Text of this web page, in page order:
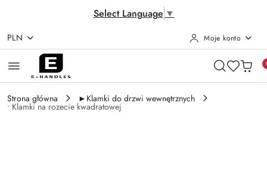
Select Language ▼
Przejdź do treści głównej
Przejdź do wyszukiwarki
Przejdź do moje konto
Przejdź do menu głównego
Przejdź do opisu produktu
Przejdź do stopki
PLN Moje konto
Strona główna ►Klamki do drzwi wewnętrznych
• Klamki na rozecie kwadratowej